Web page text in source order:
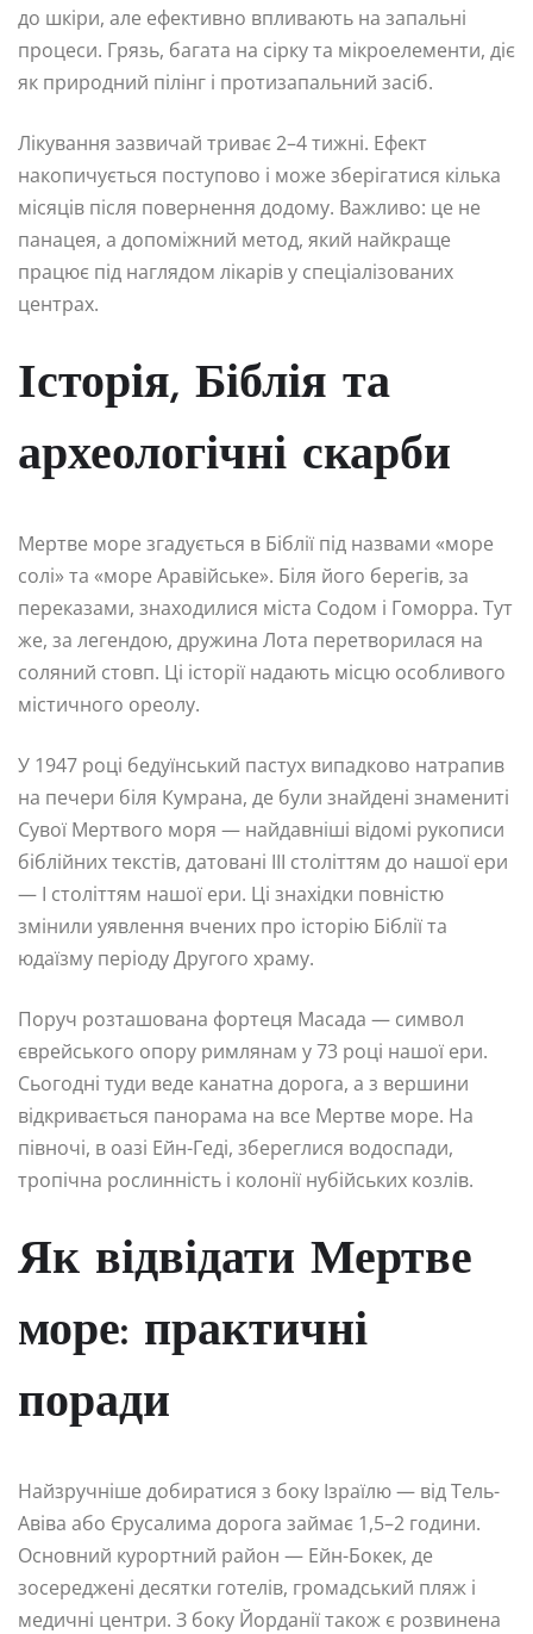
до шкіри, але ефективно впливають на запальні
процеси. Грязь, багата на сірку та мікроелементи, діє
як природний пілінг і протизапальний засіб.
Лікування зазвичай триває 2–4 тижні. Ефект
накопичується поступово і може зберігатися кілька
місяців після повернення додому. Важливо: це не
панацея, а допоміжний метод, який найкраще
працює під наглядом лікарів у спеціалізованих
центрах.
Історія, Біблія та
археологічні скарби
Мертве море згадується в Біблії під назвами «море
солі» та «море Аравійське». Біля його берегів, за
переказами, знаходилися міста Содом і Гоморра. Тут
же, за легендою, дружина Лота перетворилася на
соляний стовп. Ці історії надають місцю особливого
містичного ореолу.
У 1947 році бедуїнський пастух випадково натрапив
на печери біля Кумрана, де були знайдені знамениті
Сувої Мертвого моря — найдавніші відомі рукописи
біблійних текстів, датовані III століттям до нашої ери
— I століттям нашої ери. Ці знахідки повністю
змінили уявлення вчених про історію Біблії та
юдаїзму періоду Другого храму.
Поруч розташована фортеця Масада — символ
єврейського опору римлянам у 73 році нашої ери.
Сьогодні туди веде канатна дорога, а з вершини
відкривається панорама на все Мертве море. На
півночі, в оазі Ейн-Геді, збереглися водоспади,
тропічна рослинність і колонії нубійських козлів.
Як відвідати Мертве
море: практичні
поради
Найзручніше добиратися з боку Ізраїлю — від Тель-
Авіва або Єрусалима дорога займає 1,5–2 години.
Основний курортний район — Ейн-Бокек, де
зосереджені десятки готелів, громадський пляж і
медичні центри. З боку Йорданії також є розвинена